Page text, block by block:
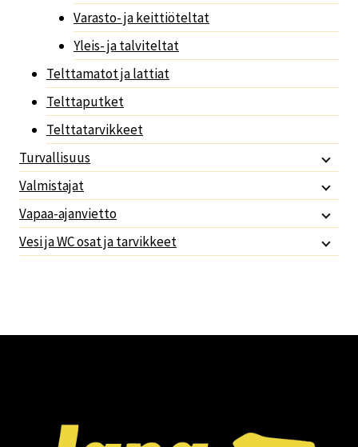
Varasto- ja keittiöteltat
Yleis- ja talviteltat
Telttamatot ja lattiat
Telttaputket
Telttatarvikkeet
Turvallisuus
Valmistajat
Vapaa-ajanvietto
Vesi ja WC osat ja tarvikkeet